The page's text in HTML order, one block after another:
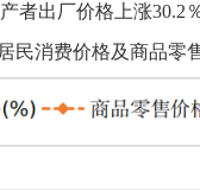
者出厂价格 上涨30.2
民消费价格及商品零